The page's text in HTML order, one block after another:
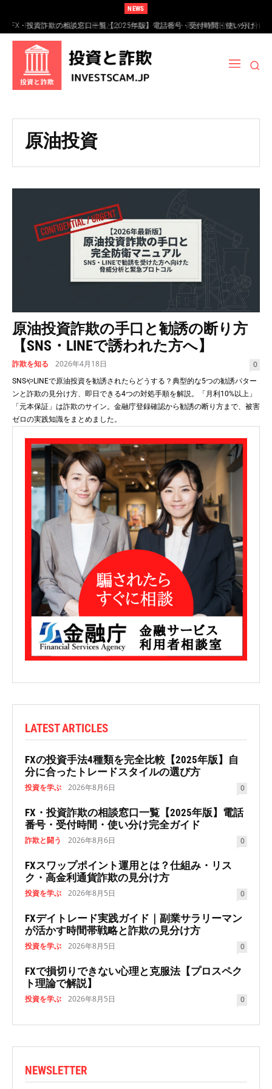
NEWS
FX・投資詐欺の相談窓口一覧【2025年版】電話番号・受付時間・使い分け
完全ガイド
FXスワップポイント運用とは？仕組み・リスク・高金利通貨詐欺の見分け
方
原油投資
原油投資詐欺の手口と勧誘の断り方
【SNS・LINEで誘われた方へ】
詐欺を知る 2026年4月18日 0
SNSやLINEで原油投資を勧誘されたらどうする？典型的な5つの勧誘パター
ンと詐欺の見分け方、即日できる4つの対処手順を解説。「月利10%以上」
「元本保証」は詐欺のサイン。金融庁登録確認から勧誘の断り方まで、被害
ゼロの実践知識をまとめました。
LATEST ARTICLES
FXの投資手法4種類を完全比較【2025年版】自
分に合ったトレードスタイルの選び方
投資を学ぶ 2026年8月6日 0
FX・投資詐欺の相談窓口一覧【2025年版】電話
番号・受付時間・使い分け完全ガイド
詐欺と闘う 2026年8月6日 0
FXスワップポイント運用とは？仕組み・リス
ク・高金利通貨詐欺の見分け方
投資を学ぶ 2026年8月5日 0
FXデイトレード実践ガイド｜副業サラリーマン
が活かす時間帯戦略と詐欺の見分け方
投資を学ぶ 2026年8月5日 0
FXで損切りできない心理と克服法【プロスペク
ト理論で解説】
投資を学ぶ 2026年8月5日 0
NEWSLETTER